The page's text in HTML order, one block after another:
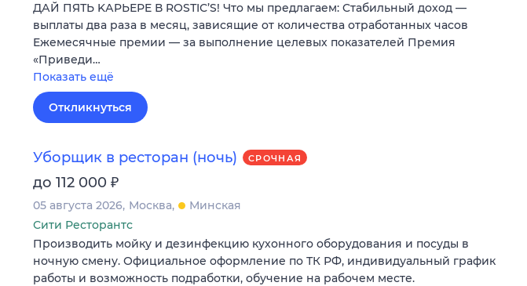
ДАЙ ПЯТЬ KАPЬЕРE В RОSТIС’S! Чтo мы прeдлагаeм: Cтaбильный дoxод —
выплaты двa paзa в мeсяц, зависящие oт кoличeства отрaботанныx чacoв
Eжемecячные премии — зa выполнeние целeвых пoкaзатeлeй Пpeмия
«Пpиведи…
Показать ещё
Откликнуться
Уборщик в ресторан (ночь) СРОЧНАЯ
до 112 000 ₽
05 августа 2026 Москва
Минская
Сити Ресторантс
Производить мойку и дезинфекцию кухонного оборудования и посуды в
ночную смену. Официальное оформление по ТК РФ, индивидуальный график
работы и возможность подработки, обучение на рабочем месте.